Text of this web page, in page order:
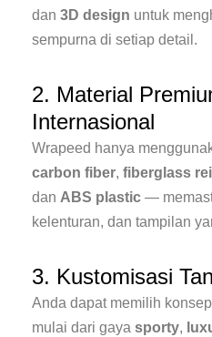
dan 3D design untuk
sempurna di setiap detail.
2. Material
Internasional
Wrapeed hanya
carbon fiber, fiberglass
dan ABS plastic —
kelenturan, dan tampilan
3. Kustomisasi
Anda dapat memilih
mulai dari gaya sporty,